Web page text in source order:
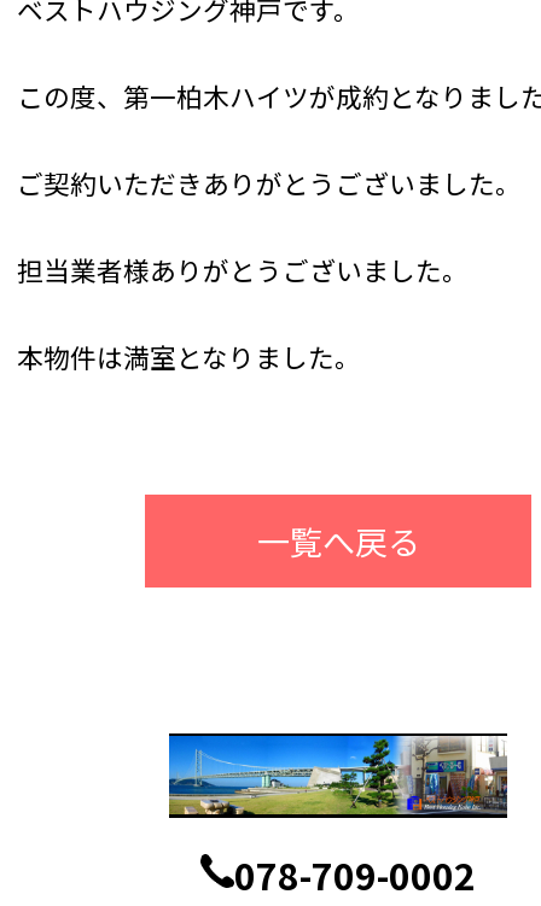
ベストハウジング神戸です。
この度、第一柏木ハイツが成約となりまし
ご契約いただきありがとうございました。
担当業者様ありがとうございました。
本物件は満室となりました。
一覧へ戻る
078-709-0002